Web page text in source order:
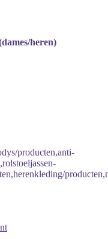
heren)
producten,anti-